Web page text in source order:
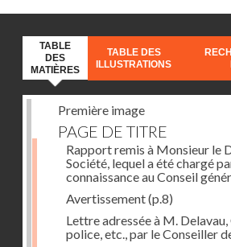
TABLE
DES
MATIÈRES
TABLE DES
ILLUSTRATIONS
Première image
PAGE DE TITRE
Rapport remis à Monsieur le
Société, lequel a été chargé
connaissance au Conseil
Avertissement(p.8)
Lettre adressée à M.
police, etc., par le Conseiller